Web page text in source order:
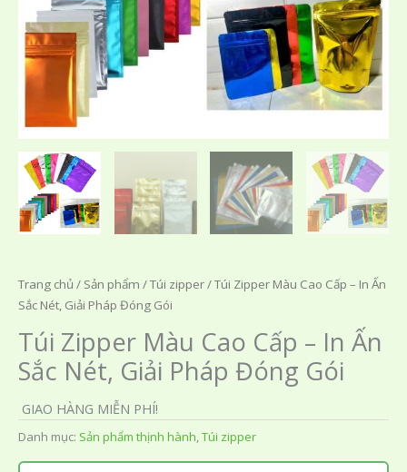
Trang chủ / Sản phẩm /Túi zipper/ Túi Zipper Màu Cao Cấp – In Ấn
Sắc Nét, Giải Pháp Đóng Gói
Túi Zipper Màu Cao Cấp – In Ấn
Sắc Nét, Giải Pháp Đóng Gói
GIAO HÀNG MIỄN PHÍ!
Danh mục: Sản phẩm thịnh hành Túi zipper